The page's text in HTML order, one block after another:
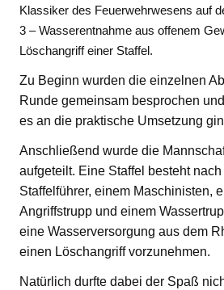
Klassiker des Feuerwehrwesens auf
3 – Wasserentnahme aus offenem
Löschangriff einer Staffel.
Zu Beginn wurden die einzelnen
Runde gemeinsam besprochen
es an die praktische Umsetzung
Anschließend wurde die
aufgeteilt. Eine Staffel besteht
Staffelführer, einem Maschinisten,
Angriffstrupp und einem
eine Wasserversorgung aus dem
einen Löschangriff vorzunehmen.
Natürlich durfte dabei der Spaß